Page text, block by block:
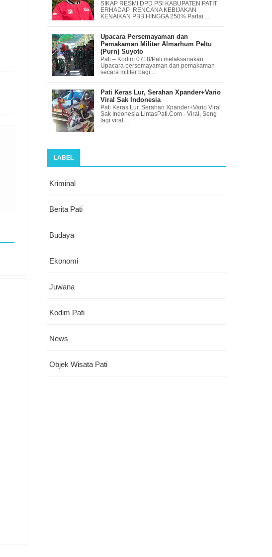
SIKAP RESMI DPD PSI KABUPATEN PATIT
ERHADAP RENCANA KEBIJAKAN
KENAIKAN PBB HINGGA 250% Partai ...
Upacara Persemayaman dan
Pemakaman Militer Almarhum Peltu
(Purn) Suyoto
Pati – Kodim 0718/Pati melaksanakan
Upacara persemayaman dan pemakaman
secara militer bagi ...
Pati Keras Lur, Serahan Xpander+Vario
Viral Sak Indonesia
Pati Keras Lur, Serahan Xpander+Vario Viral
Sak Indonesia LintasPati.Com - Viral, Seng
lagi viral ...
LABEL
Kriminal
Berita Pati
Budaya
Ekonomi
Juwana
Kodim Pati
News
Objek Wisata Pati